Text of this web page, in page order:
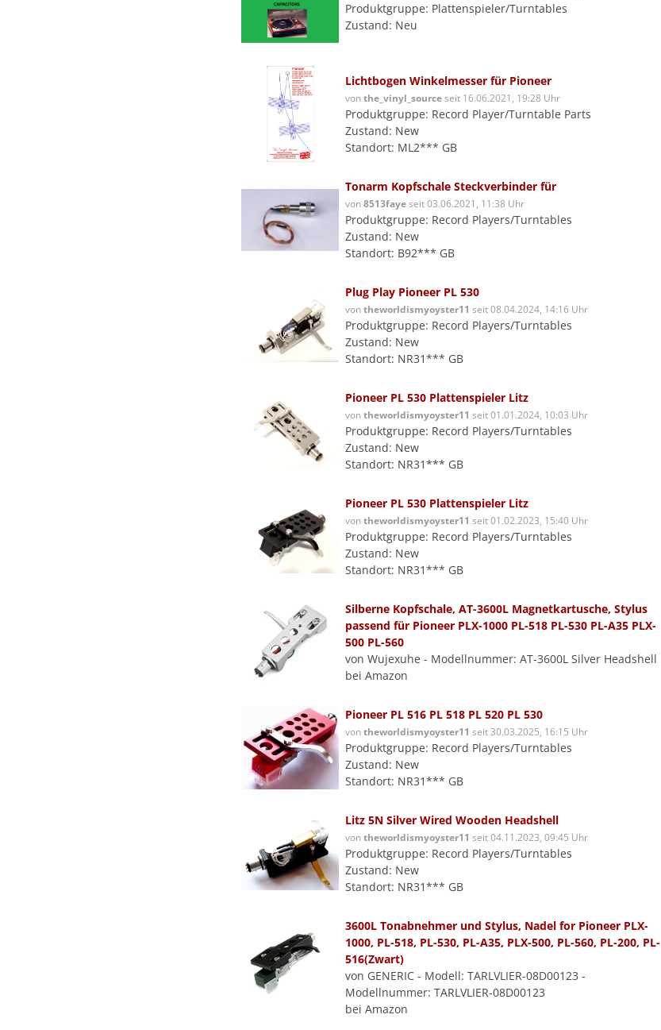
Produktgruppe: Plattenspieler/Turntables
Zustand: Neu
Lichtbogen Winkelmesser für Pioneer
vonthe_vinyl_sourceseit 16.06.2021, 19:28 Uhr
Produktgruppe: Record Player/Turntable Parts
Zustand: New
Standort: ML2*** GB
Tonarm Kopfschale Steckverbinder für
von8513fayeseit 03.06.2021, 11:38 Uhr
Produktgruppe: Record Players/Turntables
Zustand: New
Standort: B92*** GB
Plug Play Pioneer PL 530
vontheworldismyoyster11 seit 08.04.2024, 14:16 Uhr
Produktgruppe: Record Players/Turntables
Zustand: New
Standort: NR31*** GB
Pioneer PL 530 Plattenspieler Litz
vontheworldismyoyster11 seit 01.01.2024, 10:03 Uhr
Produktgruppe: Record Players/Turntables
Zustand: New
Standort: NR31*** GB
Pioneer PL 530 Plattenspieler Litz
vontheworldismyoyster11 seit 01.02.2023, 15:40 Uhr
Produktgruppe: Record Players/Turntables
Zustand: New
Standort: NR31*** GB
Silberne Kopfschale, AT-3600L Magnetkartusche, Stylus
passend für Pioneer PLX-1000 PL-518 PL-530 PL-A35 PLX-
500 PL-560
von Wujexuhe - Modellnummer: AT-3600L Silver Headshell
bei Amazon
Pioneer PL 516 PL 518 PL 520 PL 530
vontheworldismyoyster11 seit 30.03.2025, 16:15 Uhr
Produktgruppe: Record Players/Turntables
Zustand: New
Standort: NR31*** GB
Litz 5N Silver Wired Wooden Headshell
vontheworldismyoyster11 seit 04.11.2023, 09:45 Uhr
Produktgruppe: Record Players/Turntables
Zustand: New
Standort: NR31*** GB
3600L Tonabnehmer und Stylus, Nadel for Pioneer PLX-
1000, PL-518, PL-530, PL-A35, PLX-500, PL-560, PL-200, PL-
516(Zwart)
von GENERIC - Modell: TARLVLIER-08D00123 -
Modellnummer: TARLVLIER-08D00123
bei Amazon